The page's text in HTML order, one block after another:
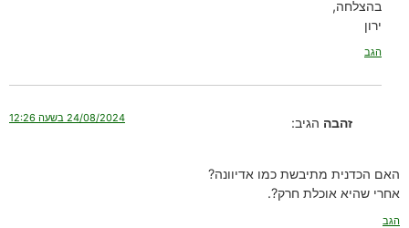
בהצלחה,
ירון
הגב
זהבה הגיב: 24/08/2024 בשעה 12:26
האם הכדנית מתיבשת כמו אדיוונה?
אחרי שהיא אוכלת חרק?.
הגב